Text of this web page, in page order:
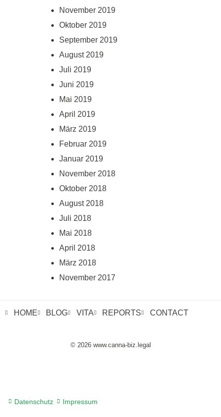
November 2019
Oktober 2019
September 2019
August 2019
Juli 2019
Juni 2019
Mai 2019
April 2019
März 2019
Februar 2019
Januar 2019
November 2018
Oktober 2018
August 2018
Juli 2018
Mai 2018
April 2018
März 2018
November 2017
HOME BLOG VITA REPORTS CONTACT
© 2026 www.canna-biz.legal
Datenschutz Impressum